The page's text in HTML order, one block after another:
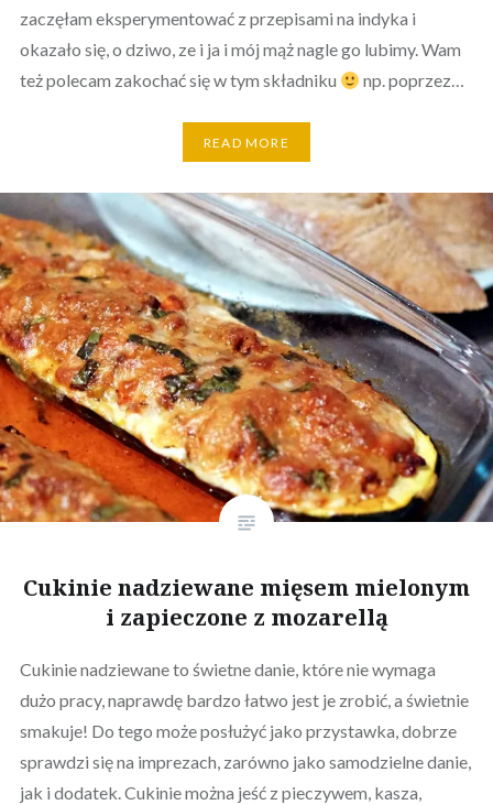
zaczęłam eksperymentować z przepisami na indyka i
okazało się, o dziwo, ze i ja i mój mąż nagle go lubimy. Wam
też polecam zakochać się w tym składniku
np. poprzez…
READ MORE
Cukinie nadziewane mięsem mielonym
i zapieczone z mozarellą
Cukinie nadziewane to świetne danie, które nie wymaga
dużo pracy, naprawdę bardzo łatwo jest je zrobić, a świetnie
smakuje! Do tego może posłużyć jako przystawka, dobrze
sprawdzi się na imprezach, zarówno jako samodzielne danie,
jak i dodatek. Cukinie można jeść z pieczywem, kasza,